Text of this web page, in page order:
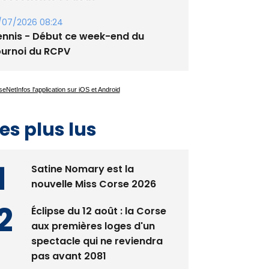
le 14 août
07/2026 08:24
nouvelle Miss Corse 2026
Éclipse du 12 août : la Corse
aux premières loges d'un